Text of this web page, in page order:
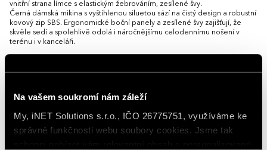
Na vašem soukromí nám záleží
My, iNET Solutions s.r.o., IČO 26775751, využíváme ke
správné funkčnosti webu soubory cookies. Jsme tak
vnitřní strana límce s elastickým žebrováním, zesílené švy.
Černá dámská mikina s vyštíhlenou siluetou sází na čistý design a robustní
kovový zip SBS. Ergonomické boční panely a zesílené švy zajišťují, že
skvěle sedí a spolehlivě odolá i náročnějšímu celodennímu nošení v
terénu i v kanceláři.
pas a manžety s elastickým žebrováním efektivně fixují oděv na místě a
požadavků. Rádi vám doporučíme nejvhodnější technologii potisku s
ohledem na design i váš rozpočet.